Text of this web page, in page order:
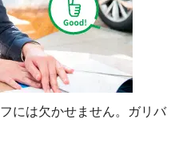
には欠かせません。ガリバ